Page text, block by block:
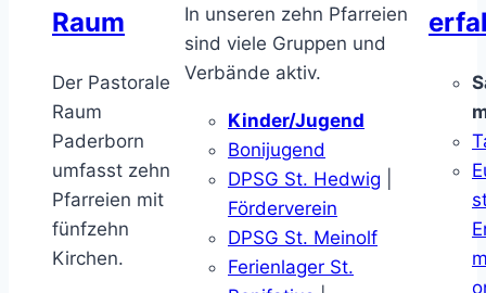
Raum
Der Pastorale
Raum
Paderborn
umfasst zehn
Pfarreien mit
fünfzehn
Kirchen.
In unseren zehn Pfarreien
sind viele Gruppen und
Verbände aktiv.
Kinder/Jugend
Bonijugend
DPSG St. Hedwig
Förderverein
DPSG St. Meinolf
Ferienlager St.